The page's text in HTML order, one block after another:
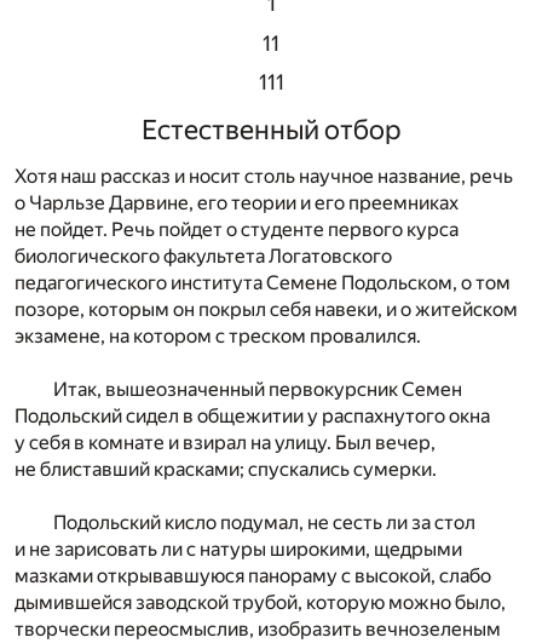
11
111
Естественный отбор
Хотя наш рассказ и носит столь научное название, речь
о Чарльзе Дарвине, его теории и его преемниках
не пойдет. Речь пойдет о студенте первого курса
биологического факультета Логатовского
педагогического института Семене Подольском, о том
позоре, которым он покрыл себя навеки, и о житейском
экзамене, на котором с треском провалился.
Итак, вышеозначенный первокурсник Семен
Подольский сидел в общежитии у распахнутого окна
у себя в комнате и взирал на улицу. Был вечер,
не блиставший красками; спускались сумерки.
Подольский кисло подумал, не сесть ли за стол
и не зарисовать ли с натуры широкими, щедрыми
мазками открывавшуюся панораму с высокой, слабо
дымившейся заводской трубой, которую можно было,
творчески переосмыслив, изобразить вечнозеленым